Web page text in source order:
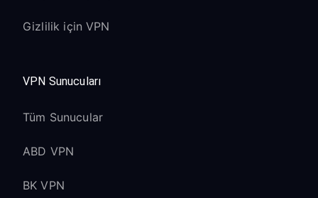
Gizlilik için VPN
VPN Sunucuları
Tüm Sunucular
ABD VPN
BK VPN